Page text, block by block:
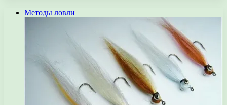
Методы ловли